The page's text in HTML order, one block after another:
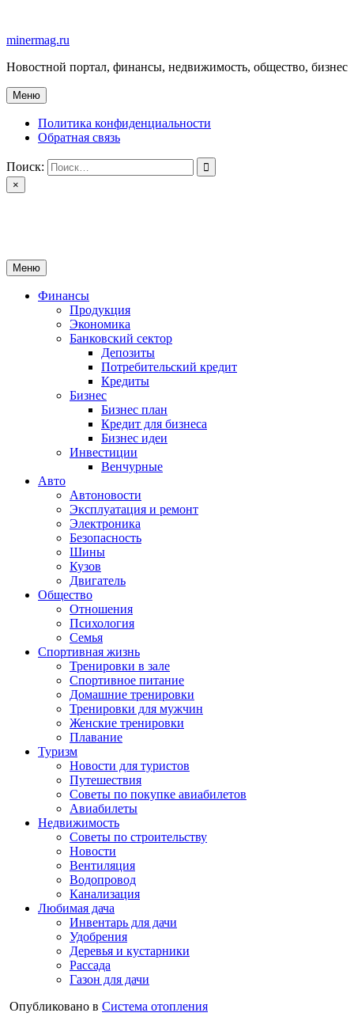
содержимому
minermag.ru
Новостной портал, финансы, недвижимость, общество, бизнес
Меню
Политика конфиденциальности
Обратная связь
Поиск:
×
Меню
Финансы
Продукция
Экономика
Банковский сектор
Депозиты
Потребительский кредит
Кредиты
Бизнес
Бизнес план
Кредит для бизнеса
Бизнес идеи
Инвестиции
Венчурные
Авто
Автоновости
Эксплуатация и ремонт
Электроника
Безопасность
Шины
Кузов
Двигатель
Общество
Отношения
Психология
Семья
Спортивная жизнь
Тренировки в зале
Спортивное питание
Домашние тренировки
Тренировки для мужчин
Женские тренировки
Плавание
Туризм
Новости для туристов
Путешествия
Советы по покупке авиабилетов
Авиабилеты
Недвижимость
Советы по строительству
Новости
Вентиляция
Водопровод
Канализация
Любимая дача
Инвентарь для дачи
Удобрения
Деревья и кустарники
Рассада
Газон для дачи
Опубликовано в Система отопления